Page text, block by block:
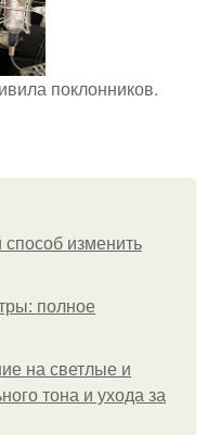
поклонников.
способ изменить
полное
на светлые и
тона и ухода за